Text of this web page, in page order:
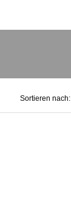
Sortieren nach: